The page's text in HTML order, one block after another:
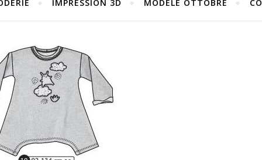
IMPRESSION 3D MODÈLE OTTOBRE